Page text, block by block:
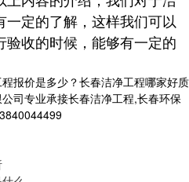
定的了解，这样我们可以
收的时候，能够有一定的
报价是多少？长春洁净工程哪家好质
司专业承接长春洁净工程,长春环保